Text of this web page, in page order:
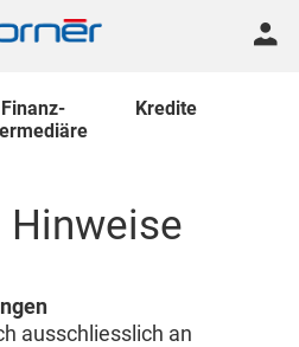
Finanz-
Kredite
Hinweise
ausschliesslich an